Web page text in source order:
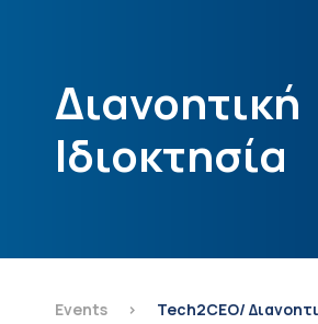
Διανοητική
Ιδιοκτησία
Events >
Tech2CEO/